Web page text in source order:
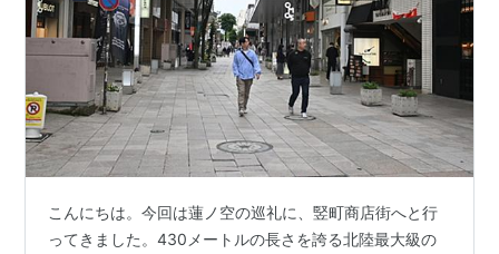
こんにちは。今回は蓮ノ空の巡礼に、竪町商店街へと行
ってきました。430メートルの長さを誇る北陸最大級の